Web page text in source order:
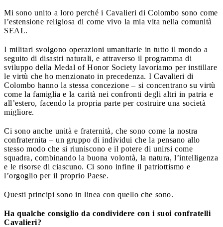
Mi sono unito a loro perché i Cavalieri di Colombo sono come
l’estensione religiosa di come vivo la mia vita nella comunità
SEAL.
I militari svolgono operazioni umanitarie in tutto il mondo a
seguito di disastri naturali, e attraverso il programma di
sviluppo della Medal of Honor Society lavoriamo per instillare
le virtù che ho menzionato in precedenza. I Cavalieri di
Colombo hanno la stessa concezione – si concentrano su virtù
come la famiglia e la carità nei confronti degli altri in patria e
all’estero, facendo la propria parte per costruire una società
migliore.
Ci sono anche unità e fraternità, che sono come la nostra
confraternita – un gruppo di individui che la pensano allo
stesso modo che si riuniscono e il potere di unirsi come
squadra, combinando la buona volontà, la natura, l’intelligenza
e le risorse di ciascuno. Ci sono infine il patriottismo e
l’orgoglio per il proprio Paese.
Questi principi sono in linea con quello che sono.
Ha qualche consiglio da condividere con i suoi confratelli
Cavalieri?